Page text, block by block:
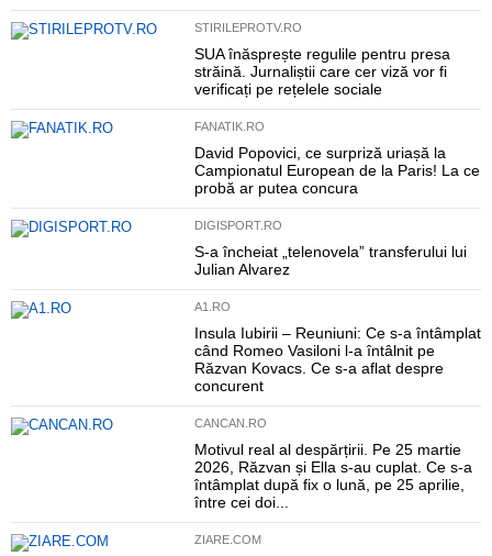
STIRILEPROTV.RO
SUA înăsprește regulile pentru presa
străină. Jurnaliștii care cer viză vor fi
verificați pe rețelele sociale
FANATIK.RO
David Popovici, ce surpriză uriașă la
Campionatul European de la Paris! La ce
probă ar putea concura
DIGISPORT.RO
S-a încheiat „telenovela” transferului lui
Julian Alvarez
A1.RO
Insula Iubirii – Reuniuni: Ce s-a întâmplat
când Romeo Vasiloni l-a întâlnit pe
Răzvan Kovacs. Ce s-a aflat despre
concurent
CANCAN.RO
Motivul real al despărțirii. Pe 25 martie
2026, Răzvan și Ella s-au cuplat. Ce s-a
întâmplat după fix o lună, pe 25 aprilie,
între cei doi...
ZIARE.COM